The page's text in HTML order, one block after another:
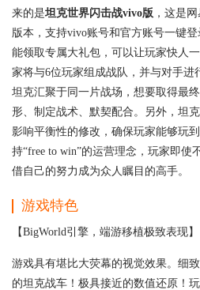
来的是坦克世界闪击战vivo版 ，这是
版本，支持vivo账号和官方账号一键
能领取专属大礼包，可以让玩家快人
家将与6位玩家组成战队，并与对手进
坦克汇聚于同一片战场，想要取得最
形、制定战术、默契配合。另外，坦
影响平衡性的修改，确保玩家能够玩
持“free to win”的运营理念，玩家即使
借自己的努力成为众人瞩目的高手。
游戏特色
【BigWorld引擎，端游移植极致表现】
游戏具有堪比大荧幕的视觉效果。细
的坦克战车！极具接近的数值还原！